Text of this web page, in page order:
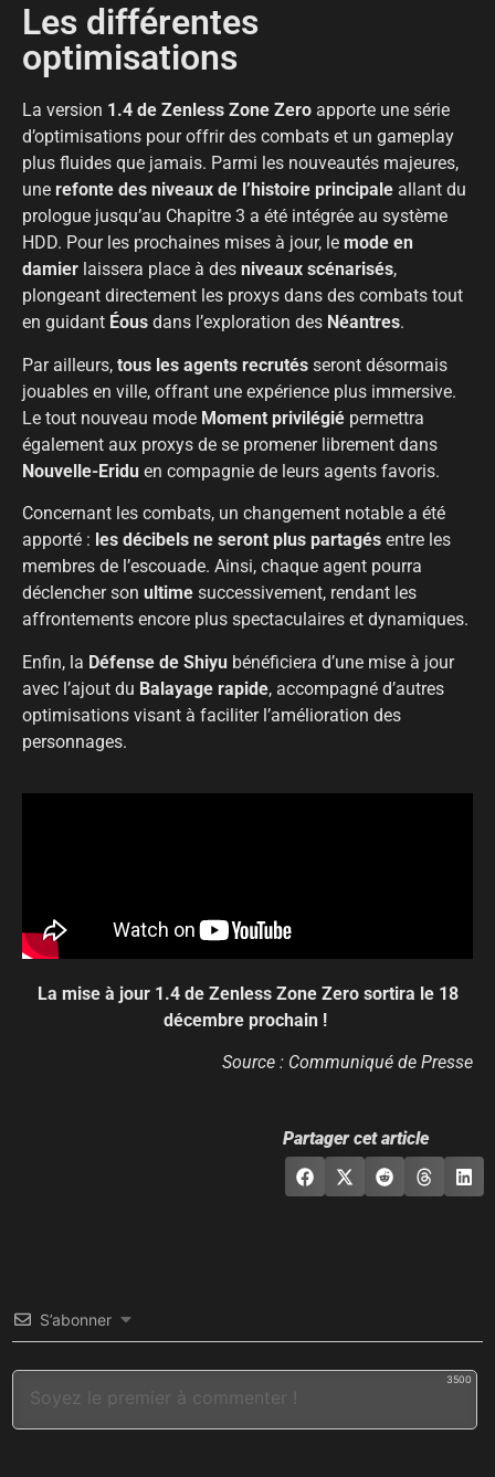
Les différentes
optimisations
La version 1.4 de Zenless Zone Zero apporte une série
d’optimisations pour offrir des combats et un gameplay
plus fluides que jamais. Parmi les nouveautés majeures,
une refonte des niveaux de l’histoire principale allant du
prologue jusqu’au Chapitre 3 a été intégrée au système
HDD. Pour les prochaines mises à jour, le mode en
damier laissera place à des niveaux scénarisés,
plongeant directement les proxys dans des combats tout
en guidant Éous dans l’exploration des Néantres.
Par ailleurs, tous les agents recrutés seront désormais
jouables en ville, offrant une expérience plus immersive.
Le tout nouveau mode Moment privilégié permettra
également aux proxys de se promener librement dans
Nouvelle-Eridu en compagnie de leurs agents favoris.
Concernant les combats, un changement notable a été
apporté : les décibels ne seront plus partagés entre les
membres de l’escouade. Ainsi, chaque agent pourra
déclencher son ultime successivement, rendant les
affrontements encore plus spectaculaires et dynamiques.
Enfin, la Défense de Shiyu bénéficiera d’une mise à jour
avec l’ajout du Balayage rapide, accompagné d’autres
optimisations visant à faciliter l’amélioration des
personnages.
La mise à jour 1.4 de Zenless Zone Zero sortira le 18
décembre prochain !
Source : Communiqué de Presse
Partager cet article
S’abonner
3500